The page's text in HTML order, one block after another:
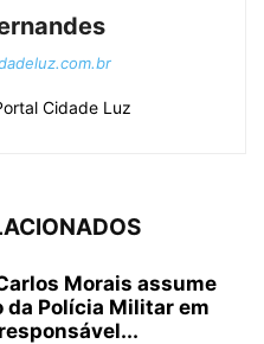
Cidade Luz
Morais assume
da Polícia Militar em